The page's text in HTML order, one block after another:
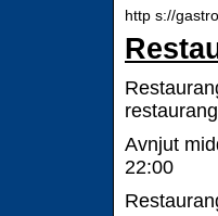
http s://
Avnjut
22:00